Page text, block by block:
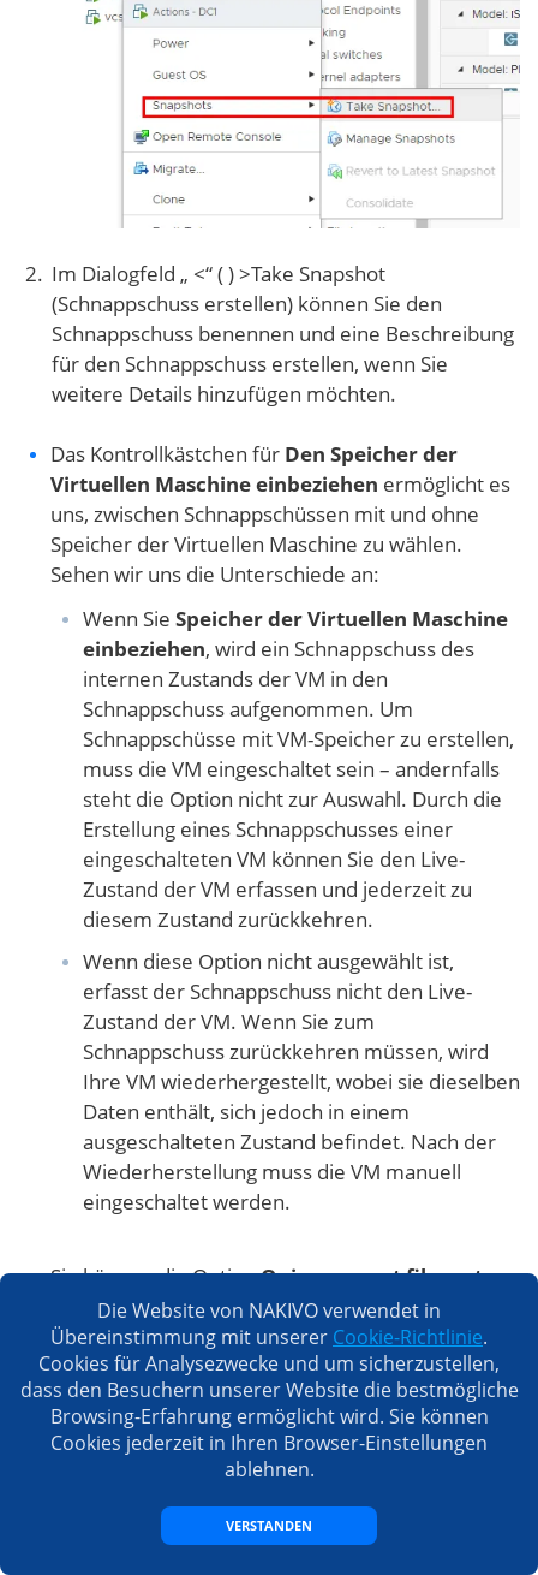
Im Dialogfeld „ <“ ( ) >Take Snapshot
(Schnappschuss erstellen) können Sie den
Schnappschuss benennen und eine Beschreibung
für den Schnappschuss erstellen, wenn Sie
weitere Details hinzufügen möchten.
Das Kontrollkästchen für Den Speicher der
Virtuellen Maschine einbeziehen ermöglicht es
uns, zwischen Schnappschüssen mit und ohne
Speicher der Virtuellen Maschine zu wählen.
Sehen wir uns die Unterschiede an:
Wenn Sie Speicher der Virtuellen Maschine
einbeziehen, wird ein Schnappschuss des
internen Zustands der VM in den
Schnappschuss aufgenommen. Um
Schnappschüsse mit VM-Speicher zu erstellen,
muss die VM eingeschaltet sein – andernfalls
steht die Option nicht zur Auswahl. Durch die
Erstellung eines Schnappschusses einer
eingeschalteten VM können Sie den Live-
Zustand der VM erfassen und jederzeit zu
diesem Zustand zurückkehren.
Wenn diese Option nicht ausgewählt ist,
erfasst der Schnappschuss nicht den Live-
Zustand der VM. Wenn Sie zum
Schnappschuss zurückkehren müssen, wird
Ihre VM wiederhergestellt, wobei sie dieselben
Daten enthält, sich jedoch in einem
ausgeschalteten Zustand befindet. Nach der
Wiederherstellung muss die VM manuell
eingeschaltet werden.
Sie können die OptionQuiesce guest file system
auswählen, um einen Application-Aware-
Schnappschuss zu erstellen und die
Datenkonsistenz zu gewährleisten, wenn
Schreibvorgänge auf der Virtuellen Maschine
ausgeführt werden.
, einschließlich des Sync-
Treibers, müssen zu diesem Zweck installiert
sein. Ein Schnappschuss mit der
Die Website von NAKIVO verwendet in
Übereinstimmung mit unserer Cookie-Richtlinie.
Cookies für Analysezwecke und um sicherzustellen,
dass den Besuchern unserer Website die bestmögliche
Browsing-Erfahrung ermöglicht wird. Sie können
Cookies jederzeit in Ihren Browser-Einstellungen
ablehnen.
VERSTANDEN